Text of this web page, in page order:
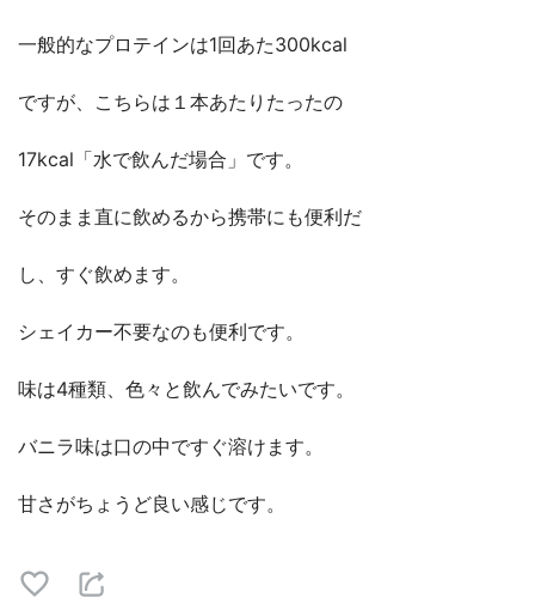
一般的なプロテインは1回あた300kcal
ですが、こちらは１本あたりたったの
17kcal「水で飲んだ場合」です。
そのまま直に飲めるから携帯にも便利だ
し、すぐ飲めます。
シェイカー不要なのも便利です。
味は4種類、色々と飲んでみたいです。
バニラ味は口の中ですぐ溶けます。
甘さがちょうど良い感じです。